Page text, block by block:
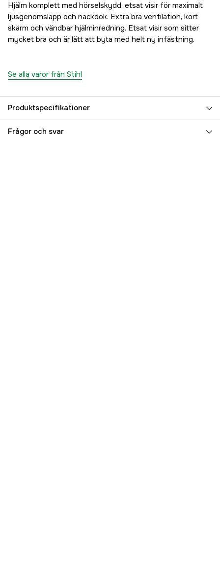
Hjälm komplett med hörselskydd, etsat visir för maximalt
ljusgenomsläpp och nackdok. Extra bra ventilation, kort
skärm och vändbar hjälminredning. Etsat visir som sitter
mycket bra och är lätt att byta med helt ny infästning.
Se alla varor från Stihl
Produktspecifikationer
Certifications EN 1731, EN 352, EN 397
Frågor och svar